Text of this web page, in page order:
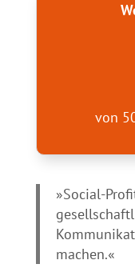
von
»Social-
machen.«